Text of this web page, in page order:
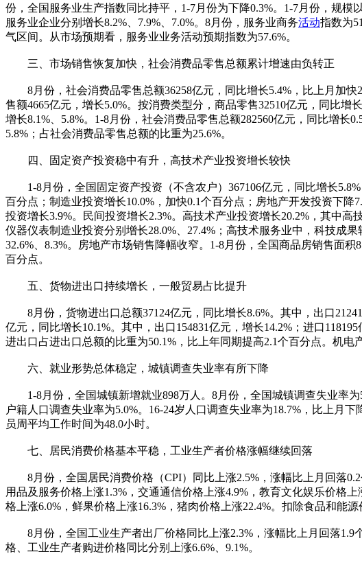
份，全国服务业生产指数同比持平，1-7月份为下降0.3%。1-7月份，规
服务业企业分别增长8.2%、7.9%、7.0%。8月份，服务业商务活动指数为
气区间。从市场预期看，服务业业务活动预期指数为57.6%。
三、市场销售恢复加快，社会消费品零售总额累计增速由负转正
8月份，社会消费品零售总额36258亿元，同比增长5.4%，比上月加快
售额4665亿元，增长5.0%。按消费类型分，商品零售32510亿元，同比
增长8.1%、5.8%。1-8月份，社会消费品零售总额282560亿元，同比增长
5.8%；占社会消费品零售总额的比重为25.6%。
四、固定资产投资稳中有升，高技术产业投资增长较快
1-8月份，全国固定资产投资（不含农户）367106亿元，同比增长5.8%
百分点；制造业投资增长10.0%，加快0.1个百分点；房地产开发投资下
投资增长3.9%。民间投资增长2.3%。高技术产业投资增长20.2%，其中
仪器仪表制造业投资分别增长28.0%、27.4%；高技术服务业中，科技成
32.6%、8.3%。房地产市场销售降幅收窄。1-8月份，全国商品房销售面
百分点。
五、货物进出口持续增长，一般贸易占比提升
8月份，货物进出口总额37124亿元，同比增长8.6%。其中，出口
亿元，同比增长10.1%。其中，出口154831亿元，增长14.2%；进口
进出口占进出口总额的比重为50.1%，比上年同期提高2.1个百分点。机电
六、就业形势总体稳定，城镇调查失业率有所下降
1-8月份，全国城镇新增就业898万人。8月份，全国城镇调查失业率为
户籍人口调查失业率为5.0%。16-24岁人口调查失业率为18.7%，比上月
员周平均工作时间为48.0小时。
七、居民消费价格基本平稳，工业生产者价格涨幅继续回落
8月份，全国居民消费价格（CPI）同比上涨2.5%，涨幅比上月回落0.2
用品及服务价格上涨1.3%，交通通信价格上涨4.9%，教育文化娱乐价格
格上涨6.0%，鲜果价格上涨16.3%，猪肉价格上涨22.4%。扣除食品和能
8月份，全国工业生产者出厂价格同比上涨2.3%，涨幅比上月回落1.9
格、工业生产者购进价格同比分别上涨6.6%、9.1%。